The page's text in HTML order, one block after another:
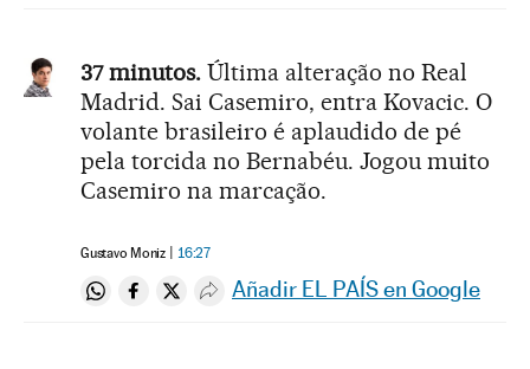
37 minutos. Última alteração no Real
Madrid. Sai Casemiro, entra Kovacic. O
volante brasileiro é aplaudido de pé
pela torcida no Bernabéu. Jogou muito
Casemiro na marcação.
Gustavo Moniz 16:27
Compartir en Whatsapp
Compartir en Facebook
Compartir en Twitter
Desplegar Redes Sociales
Añadir EL PAÍS en Google